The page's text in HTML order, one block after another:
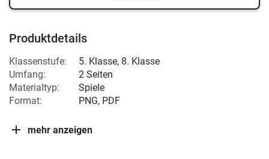
Produktdetails
Klassenstufe: 5. Klasse, 8. Klasse
Umfang:
2 Seiten
Materialtyp:
Spiele
Format:
PNG, PDF
mehr anzeigen